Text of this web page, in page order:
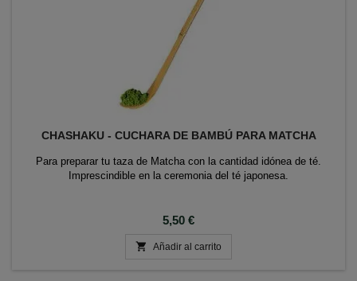
CHASHAKU - CUCHARA DE BAMBÚ PARA MATCHA
Para preparar tu taza de Matcha con la cantidad idónea de té.
Imprescindible en la ceremonia del té japonesa.
Precio
5,50 €
 Añadir al carrito